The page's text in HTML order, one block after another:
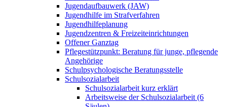
Jugendaufbauwerk (JAW)
Jugendhilfe im Strafverfahren
Jugendhilfeplanung
Jugendzentren & Freizeiteinrichtungen
Offener Ganztag
Pflegestützpunkt: Beratung für junge, pflegende
Angehörige
Schulpsychologische Beratungsstelle
Schulsozialarbeit
Schulsozialarbeit kurz erklärt
Arbeitsweise der Schulsozialarbeit (6